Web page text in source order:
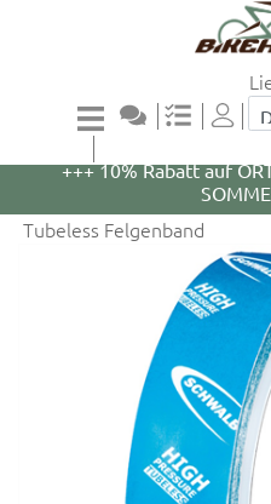
+++ 5% Rabatt auf
+++ 10% Rabatt auf
Tubeless Felgenband